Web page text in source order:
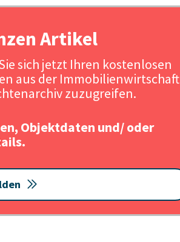
Artikel
sich jetzt Ihren kostenlosen
aus der Immobilienwirtschaft
zuzugreifen.
Objektdaten und/ oder